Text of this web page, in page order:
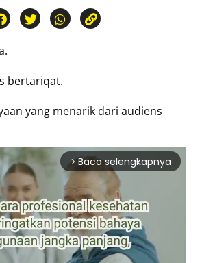
bertariqat.
yang menarik dari audiens
arrow_forward_ios Baca selengkapnya